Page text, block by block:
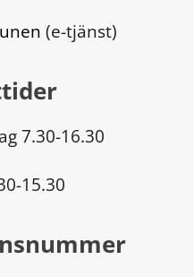
(e-tjänst)
7.30-16.30
15.30